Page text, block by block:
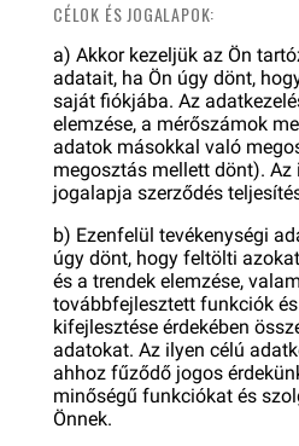
CÉLOK ÉS JOGALAPOK:
a) Akkor kezeljük az Ön
adatait, ha Ön úgy dönt,
saját fiókjába. Az
elemzése, a mérőszámok
adatok másokkal való
megosztás mellett dönt). Az
jogalapja szerződés
b) Ezenfelül tevékenységi
úgy dönt, hogy feltölti
és a trendek elemzése,
továbbfejlesztett funkciók
kifejlesztése érdekében
adatokat. Az ilyen célú
ahhoz fűződő jogos
minőségű funkciókat és
Önnek.